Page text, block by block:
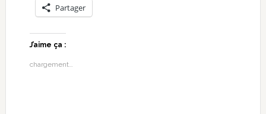
Partager
J’aime ça :
chargement…